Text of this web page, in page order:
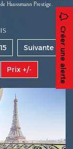
Haussmann Prestige.
Créer une alerte
15 Suivante
Prix +/-